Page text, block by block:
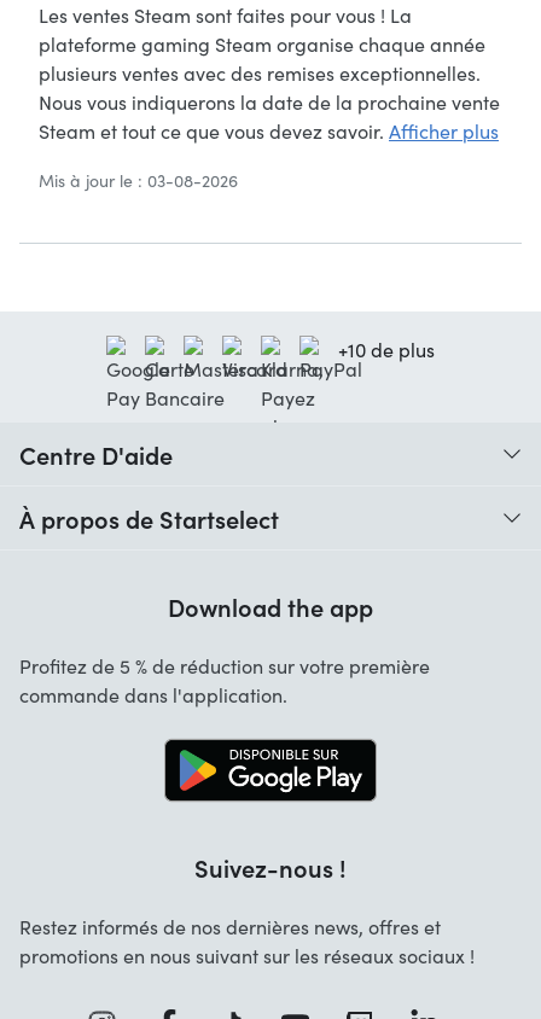
Les ventes Steam sont faites pour vous ! La
plateforme gaming Steam organise chaque année
plusieurs ventes avec des remises exceptionnelles.
Nous vous indiquerons la date de la prochaine vente
Steam et tout ce que vous devez savoir. Afficher plus
Mis à jour le : 03-08-2026
+10 de plus
Centre D'aide
Aide avec les codes
Contact
À propos de Startselect
Startselect App
Recrutement
Solutions d'entreprise
Download the app
Profitez de 5 % de réduction sur votre première
commande dans l'application.
Suivez-nous !
Restez informés de nos dernières news, offres et
promotions en nous suivant sur les réseaux sociaux !